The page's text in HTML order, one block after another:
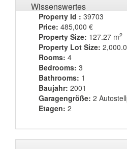
Wissenswertes
Property Id : 39703
Price: 485,000 €
Property Size: 127.27 m2
Property Lot Size:
Rooms: 4
Bedrooms: 3
Bathrooms: 1
Baujahr: 2001
Garagengröße: 2
Etagen: 2